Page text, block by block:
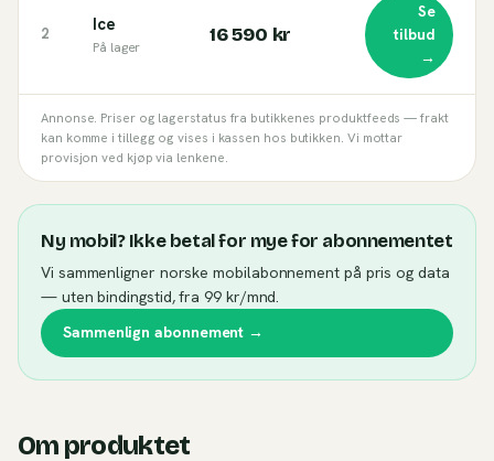
2 Ice
På lager
16 590 kr
Se
tilbud
→
Annonse. Priser og lagerstatus fra butikkenes produktfeeds — frakt
kan komme i tillegg og vises i kassen hos butikken. Vi mottar
provisjon ved kjøp via lenkene.
Ny mobil? Ikke betal for mye for abonnementet
Vi sammenligner norske mobilabonnement på pris og data
— uten bindingstid, fra 99 kr/mnd.
Sammenlign abonnement →
Om produktet